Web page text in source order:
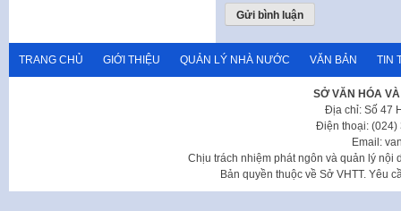
TRANG CHỦ GIỚI THIỆU QUẢN LÝ NHÀ NƯỚC VĂN BẢN TIN
SỞ VĂN HÓA
Địa chỉ: Số 47
Điện thoại: (024)
Email:
Chịu trách nhiệm phát ngôn và quản lý nội
Bản quyền thuộc về Sở VHTT. Yêu